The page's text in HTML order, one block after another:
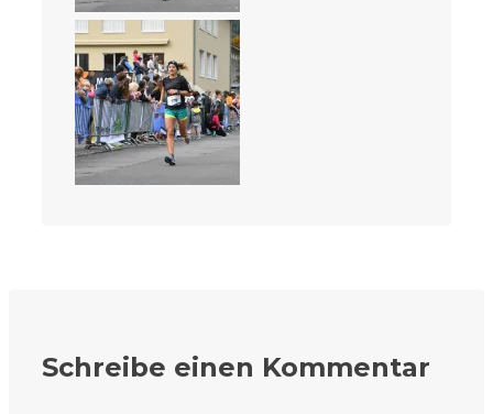
Schreibe einen Kommentar